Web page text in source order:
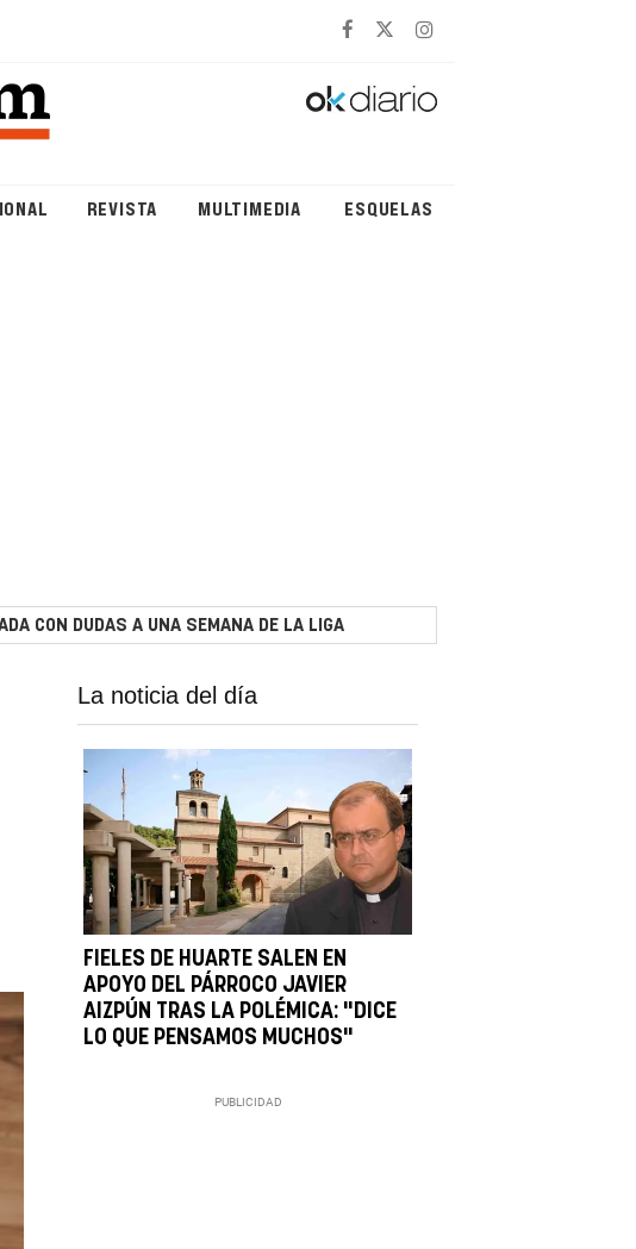
REVISTA MULTIMEDIA ESQUELAS
CON DUDAS A UNA SEMANA DE LA LIGA
La noticia del día
FIELES DE HUARTE SALEN EN
APOYO DEL PÁRROCO JAVIER
AIZPÚN TRAS LA POLÉMICA: "DICE
LO QUE PENSAMOS MUCHOS"